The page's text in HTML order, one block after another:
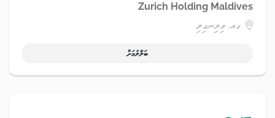
Zurich Holding Maldives
ގއ. ވިލިނގިލި
ބަލާލުމަށް